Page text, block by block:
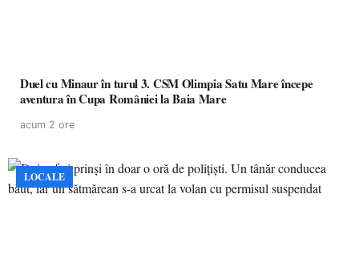
Duel cu Minaur în turul 3. CSM Olimpia Satu Mare începe
aventura în Cupa României la Baia Mare
acum 2 ore
LOCALE